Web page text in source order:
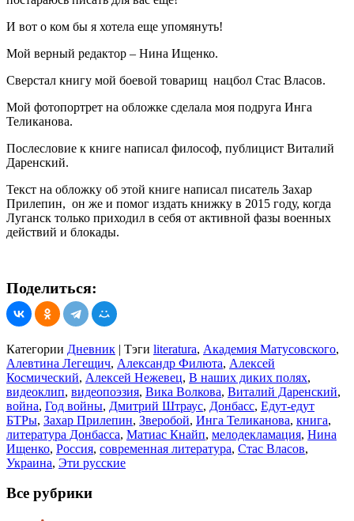
И вот о ком бы я хотела еще упомянуть!
Мой верный редактор – Нина Ищенко.
Сверстал книгу мой боевой товарищ нацбол Стас Власов.
Мой фотопортрет на обложке сделала моя подруга Инга
Теликанова.
Послесловие к книге написал философ, публицист Виталий
Даренский.
Текст на обложку об этой книге написал писатель Захар
Прилепин, он же и помог издать книжку в 2015 году, когда
Луганск только приходил в себя от активной фазы военных
действий и блокады.
Поделиться:
Категории Дневник | Тэги literatura, Академия Матусовского,
Алевтина Легещич, Александр Филюта, Алексей
Космический, Алексей Нежевец, В наших диких полях,
видеоклип, видеопоэзия, Вика Волкова, Виталий Даренский,
война, Год войны, Дмитрий Штраус, Донбасс, Едут-едут
БТРы, Захар Прилепин, Зверобой, Инга Теликанова, книга,
литература Донбасса, Матиас Кнайп, мелодекламация, Нина
Ищенко, Россия, современная литература, Стас Власов,
Украина, Эти русские
Все рубрики